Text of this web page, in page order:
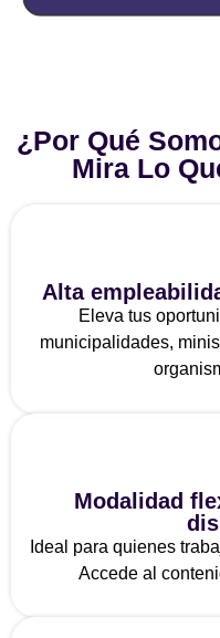
¿Por Qué
Mira Lo
Alta
Eleva tus
municipalidades,
Modalidad
Ideal para quienes
Accede al